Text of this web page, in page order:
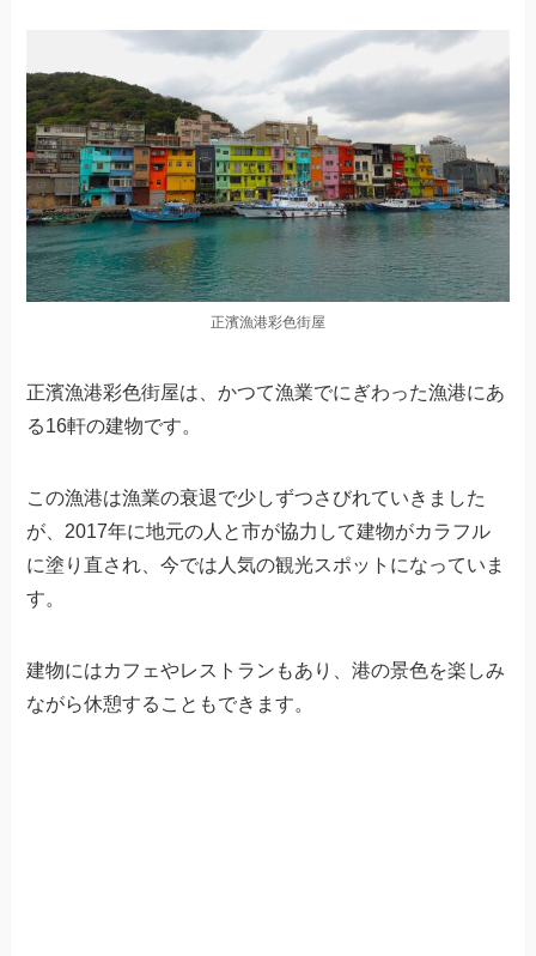
正濱漁港彩色街屋
正濱漁港彩色街屋は、かつて漁業でにぎわった漁港にあ
る16軒の建物です。
この漁港は漁業の衰退で少しずつさびれていきました
が、2017年に地元の人と市が協力して建物がカラフル
に塗り直され、今では人気の観光スポットになっていま
す。
建物にはカフェやレストランもあり、港の景色を楽しみ
ながら休憩することもできます。